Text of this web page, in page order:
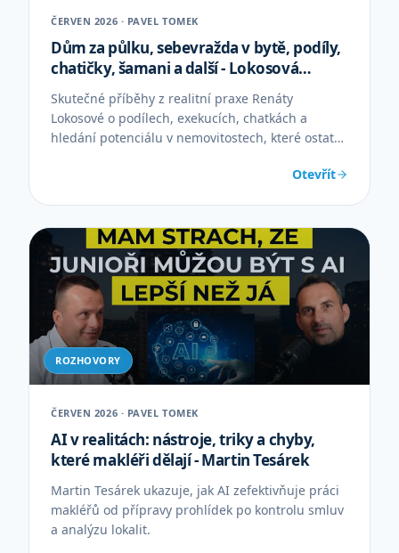
ČERVEN 2026 · PAVEL TOMEK
Dům za půlku, sebevražda v bytě, podíly,
chatičky, šamani a další - Lokosová
Renáta
Skutečné příběhy z realitní praxe Renáty
Lokosové o podílech, exekucích, chatkách a
hledání potenciálu v nemovitostech, které ostatní
Otevřít
ROZHOVORY
ČERVEN 2026 · PAVEL TOMEK
AI v realitách: nástroje, triky a chyby,
které makléři dělají - Martin Tesárek
Martin Tesárek ukazuje, jak AI zefektivňuje práci
makléřů od přípravy prohlídek po kontrolu smluv
a analýzu lokalit.